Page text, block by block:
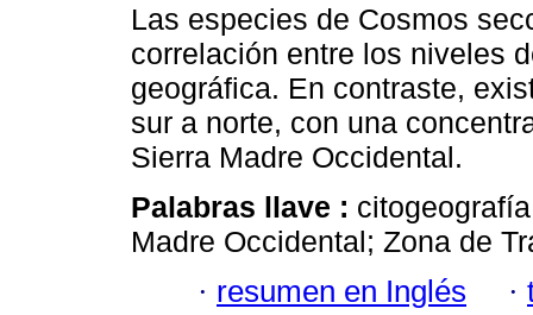
Las especies de Cosmos
correlación entre los niveles
geográfica. En contraste,
sur a norte, con una
Sierra Madre Occidental.
Palabras llave :
Madre Occidental; Zona de
· resumen en Inglés ·